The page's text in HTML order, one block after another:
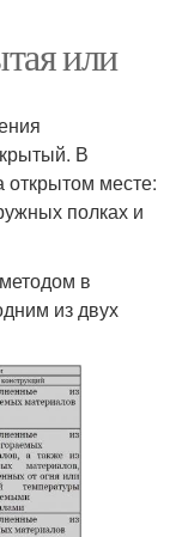
или
В
открытом месте:
полках и
в
из двух